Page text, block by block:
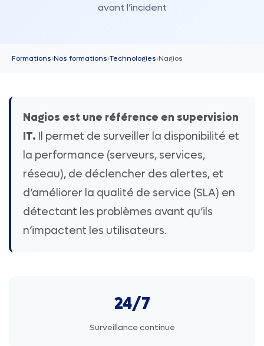
avant l’incident
Formations›Nos formations›Technologies›Nagios
Nagios est une référence en supervision
IT. Il permet de surveiller la disponibilité et
la performance (serveurs, services,
réseau), de déclencher des alertes, et
d’améliorer la qualité de service (SLA) en
détectant les problèmes avant qu’ils
n’impactent les utilisateurs.
24/7
Surveillance continue